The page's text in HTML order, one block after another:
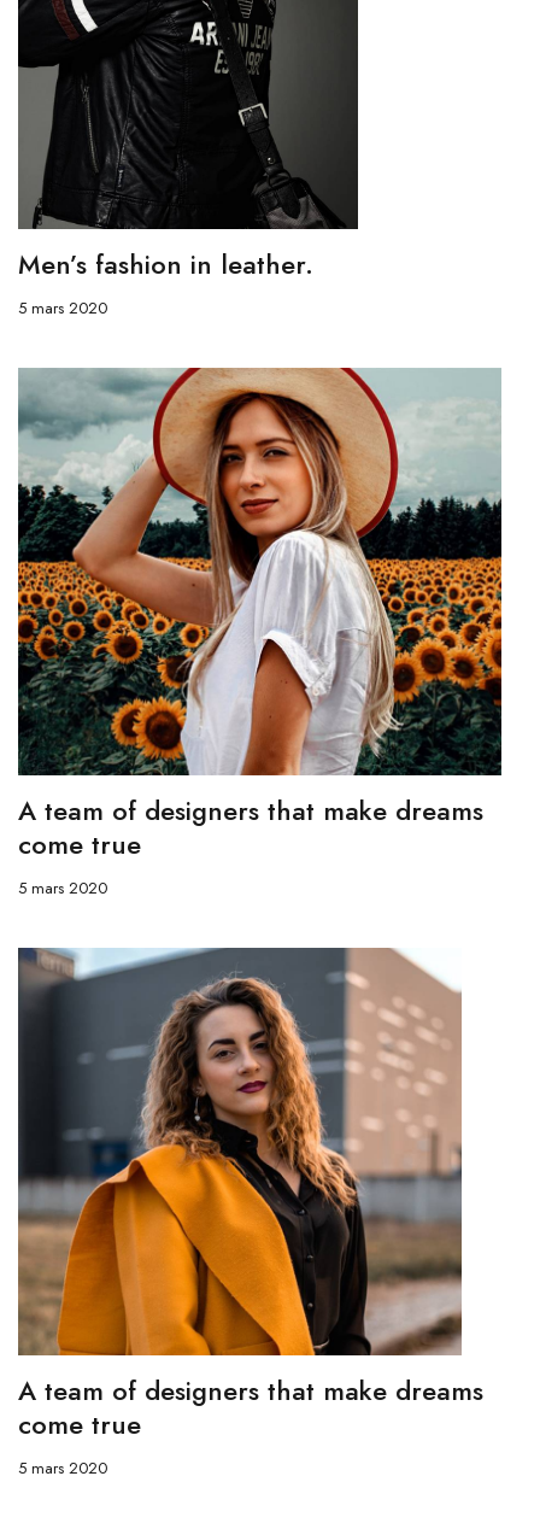
Men’s fashion in leather.
5 mars 2020
A team of designers that make dreams
come true
5 mars 2020
A team of designers that make dreams
come true
5 mars 2020